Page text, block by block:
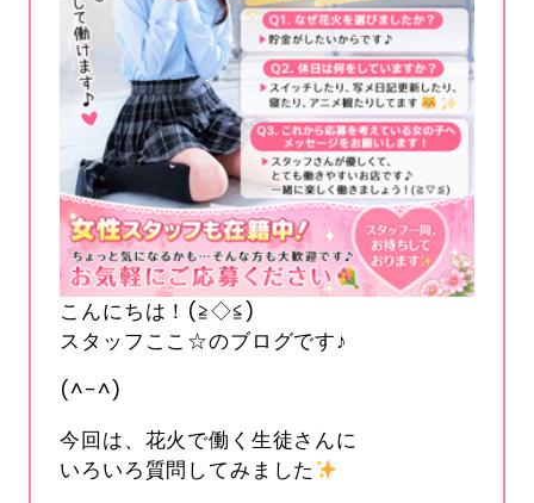
こんにちは！(≧◇≦)
スタッフここ☆のブログです♪
(^-^)
今回は、花火で働く生徒さんに
いろいろ質問してみました